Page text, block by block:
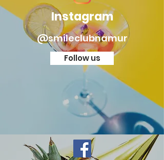
Instagram
@smileclubnamur
Follow us